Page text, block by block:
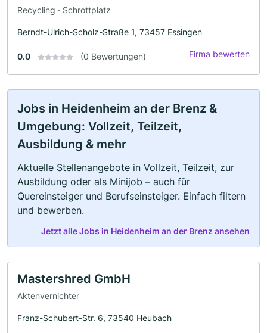
Recycling · Schrottplatz
Berndt-Ulrich-Scholz-Straße 1, 73457 Essingen
0.0 (0 Bewertungen) Firma bewerten
Jobs in Heidenheim an der Brenz &
Umgebung: Vollzeit, Teilzeit,
Ausbildung & mehr
Aktuelle Stellenangebote in Vollzeit, Teilzeit, zur
Ausbildung oder als Minijob – auch für
Quereinsteiger und Berufseinsteiger. Einfach filtern
und bewerben.
Jetzt alle Jobs in Heidenheim an der Brenz ansehen
Mastershred GmbH
Aktenvernichter
Franz-Schubert-Str. 6, 73540 Heubach